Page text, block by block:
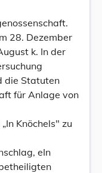
28. Dezember
k. In der
die Statuten
für Anlage von
Knöchels" zu
eIn